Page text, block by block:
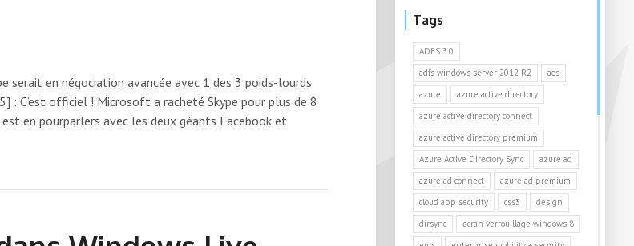
serait en négociation avancée avec 1 des 3 poids-lourds
C’est officiel ! Microsoft a racheté Skype pour plus de 8
en pourparlers avec les deux géants Facebook et
Tags
ADFS 3.0
adfs windows server 2012 R2
aos
azure
azure active directory
azure active directory connect
azure active directory premium
Azure Active Directory Sync
azure ad
azure ad connect
azure ad premium
cloud app security
css3
design
dirsync
ecran verrouillage windows 8